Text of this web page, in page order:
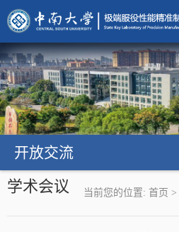
开放交流
学术会议 当前您的位置: 首页 >